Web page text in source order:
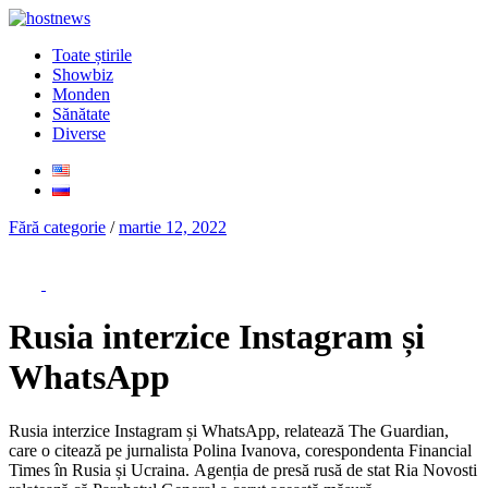
Toate știrile
Showbiz
Monden
Sănătate
Diverse
Fără categorie /martie 12, 2022
Rusia interzice Instagram și
WhatsApp
Rusia interzice Instagram și WhatsApp, relatează The Guardian,
care o citează pe jurnalista Polina Ivanova, corespondenta Financial
Times în Rusia și Ucraina. Agenția de presă rusă de stat Ria Novosti